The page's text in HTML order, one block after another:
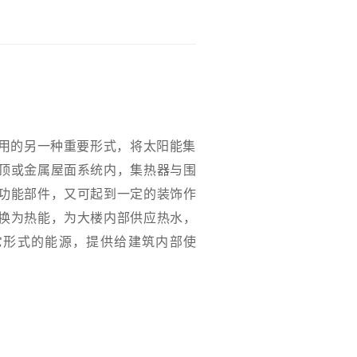
另一种重要形式，将太阳能集
或金属屋面系统内，集热器与围
能部件，又可起到一定的装饰作
为热能，为大楼内部供应热水，
式的能源，提供给建筑内部使